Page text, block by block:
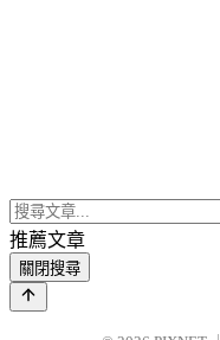
推薦文章
關閉搜尋